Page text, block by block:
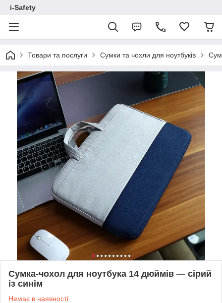
i-Safety
Товари та послуги Сумки та чохли для ноутбуків
Сумка-чохол для ноутбука 14 дюймів — сірий
із синім
Немає в наявності